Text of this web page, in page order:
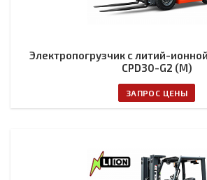
Электропогрузчик с литий-
CPD30-G2 (M)
ЗАПРОС ЦЕНЫ